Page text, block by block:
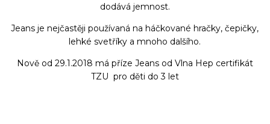
dodává jemnost.
Jeans je nejčastěji používaná na háčkované hračky, čepičky,
lehké svetříky a mnoho dalšího.
Nově od 29.1.2018 má příze Jeans od Vlna Hep certifikát
TZU pro děti do 3 let